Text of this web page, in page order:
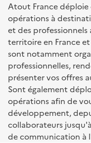
Atout France déploie
opérations à
et des
territoire en France
sont notamment
professionnelles,
présenter vos offres
Sont également
opérations afin de
développement,
collaborateurs
de communication à